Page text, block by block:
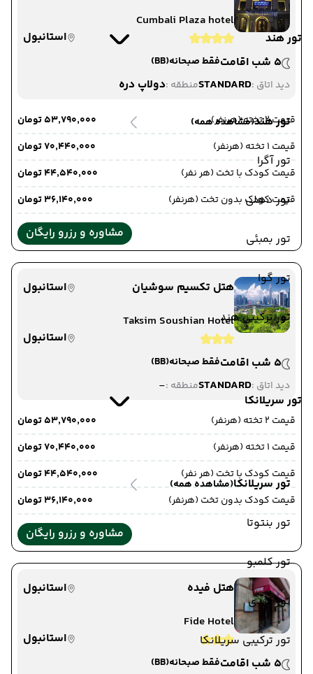
تور هند
تور هند(مشاهده همه)
تور آگرا
تور دهلی
تور بمبئی
تور گوا
تور ترکیبی هند
تور سریلانکا
تور سریلانکا(مشاهده همه)
تور بنتوتا
تور کلمبو
تور کندی
تور ترکیبی سریلانکا
Cumbali Plaza hotel
استانبول
5 شب اقامت
فقط صبحانه(BB)
دید اتاق :STANDARDمنطقه :دولاپ دره
قیمت 2 تخته (هرنفر)
۵۳٬۷۹۰٬۰۰۰ تومان
قیمت 1 تخته (هرنفر)
۷۰٬۴۴۰٬۰۰۰ تومان
قیمت کودک با تخت (هر نفر)
۴۴٬۵۴۰٬۰۰۰ تومان
قیمت کودک بدون تخت (هرنفر)
۳۶٬۱۴۰٬۰۰۰ تومان
مشاوره و رزرو رایگان
هتل تکسیم سوشیان
استانبول
Taksim Soushian Hotel
استانبول
5 شب اقامت
فقط صبحانه(BB)
دید اتاق :STANDARDمنطقه :-
قیمت 2 تخته (هرنفر)
۵۳٬۷۹۰٬۰۰۰ تومان
قیمت 1 تخته (هرنفر)
۷۰٬۴۴۰٬۰۰۰ تومان
قیمت کودک با تخت (هر نفر)
۴۴٬۵۴۰٬۰۰۰ تومان
قیمت کودک بدون تخت (هرنفر)
۳۶٬۱۴۰٬۰۰۰ تومان
مشاوره و رزرو رایگان
هتل فیده
استانبول
Fide Hotel
استانبول
5 شب اقامت
فقط صبحانه(BB)